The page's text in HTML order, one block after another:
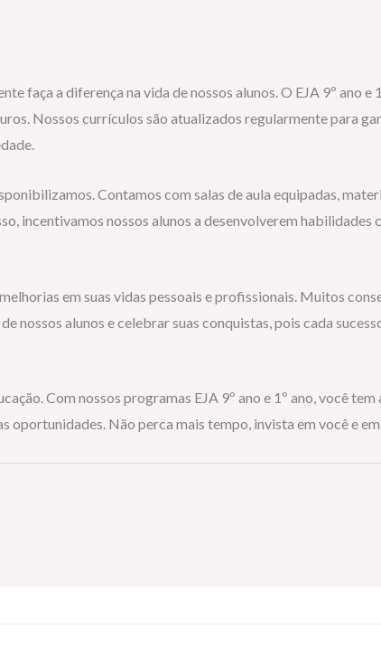
faça a diferença na vida de nossos alunos. O EJA 9º ano e
Nossos currículos são atualizados regularmente para
Contamos com salas de aula equipadas,
incentivamos nossos alunos a desenvolverem habilidades
em suas vidas pessoais e profissionais. Muitos
nossos alunos e celebrar suas conquistas, pois cada
Com nossos programas EJA 9º ano e 1º ano, você
Não perca mais tempo, invista em você e